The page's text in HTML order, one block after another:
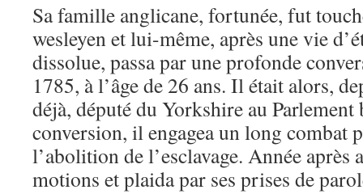
Sa famille anglicane, fortunée, fut
wesleyen et lui-même, après une vie
dissolue, passa par une profonde
1785, à l’âge de 26 ans. Il était alors,
déjà, député du Yorkshire au
conversion, il engagea un long combat
l’abolition de l’esclavage. Année après
motions et plaida par ses prises de